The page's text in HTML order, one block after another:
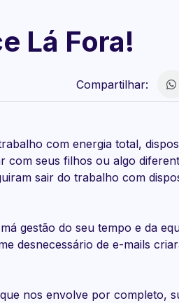
Lá Fora!
Compartilhar:
com energia total,
seus filhos ou algo
sair do trabalho com
gestão do seu tempo e da
desnecessário de e-mails
nos envolve por completo,